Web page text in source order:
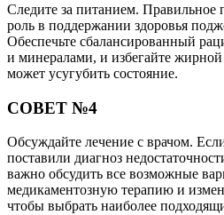
Следите за питанием. Правильное
роль в поддержании здоровья
Обеспечьте сбалансированный
и минералами, и избегайте
может усугубить состояние.
СОВЕТ №4
Обсуждайте лечение с врачом.
поставили диагноз
важно обсудить все возможные
медикаментозную терапию и
чтобы выбрать наиболее